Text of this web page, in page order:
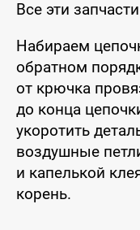
Все эти
Набираем
обратном
от крючка
до конца
укоротить
воздушные
и капелькой
корень.